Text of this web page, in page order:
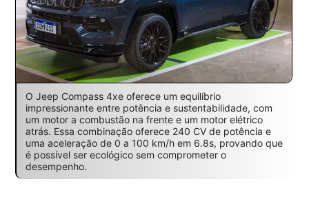
O Jeep Compass 4xe oferece um equilíbrio
impressionante entre potência e sustentabilidade, com
um motor a combustão na frente e um motor elétrico
atrás. Essa combinação oferece 240 CV de potência e
uma aceleração de 0 a 100 km/h em 6.8s, provando que
é possível ser ecológico sem comprometer o
desempenho.